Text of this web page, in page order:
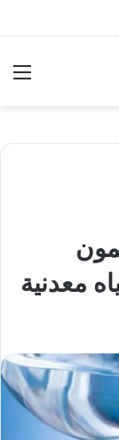
معدنية